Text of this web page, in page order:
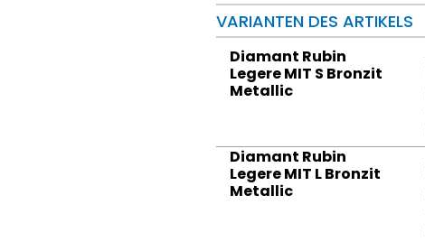
VARIANTEN DES ARTIKELS
Diamant Rubin
Legere MIT S Bronzit
Metallic
Diamant Rubin
Legere MIT L Bronzit
Metallic